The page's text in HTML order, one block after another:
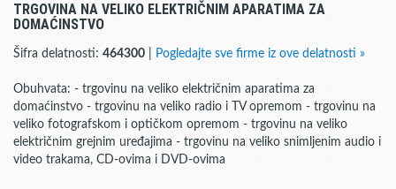
TRGOVINA NA VELIKO ELEKTRIČNIM APARATIMA ZA
DOMAĆINSTVO
Šifra delatnosti: 464300 Pogledajte sve firme iz ove delatnosti »
Obuhvata: - trgovinu na veliko električnim aparatima za
domaćinstvo - trgovinu na veliko radio i TV opremom - trgovinu na
veliko fotografskom i optičkom opremom - trgovinu na veliko
električnim grejnim uređajima - trgovinu na veliko snimljenim audio i
video trakama, CD-ovima i DVD-ovima